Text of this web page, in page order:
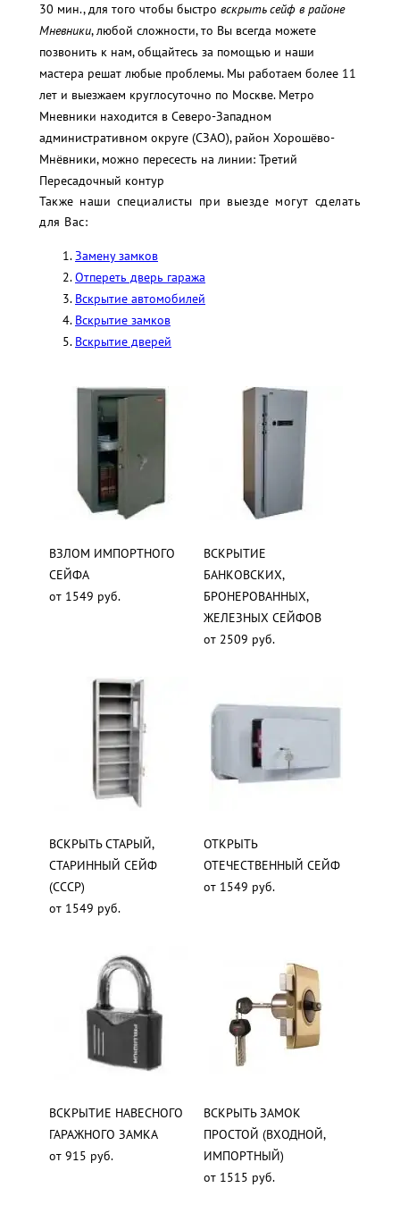
30 мин., для того чтобы быстро вскрыть сейф в районе
Мневники, любой сложности, то Вы всегда можете
позвонить к нам, общайтесь за помощью и наши
мастера решат любые проблемы. Мы работаем более 11
лет и выезжаем круглосуточно по Москве. Метро
Мневники находится в Северо-Западном
административном округе (СЗАО), район Хорошёво-
Мнёвники, можно пересесть на линии: Третий
Пересадочный контур
Также наши специалисты при выезде могут сделать
для Вас:
Замену замков
Отпереть дверь гаража
Вскрытие автомобилей
Вскрытие замков
Вскрытие дверей
ВЗЛОМ ИМПОРТНОГО
СЕЙФА
от 1549 руб.
ВСКРЫТИЕ
БАНКОВСКИХ,
БРОНЕРОВАННЫХ,
ЖЕЛЕЗНЫХ СЕЙФОВ
от 2509 руб.
ВСКРЫТЬ СТАРЫЙ,
СТАРИННЫЙ СЕЙФ
(СССР)
от 1549 руб.
ОТКРЫТЬ
ОТЕЧЕСТВЕННЫЙ СЕЙФ
от 1549 руб.
ВСКРЫТИЕ НАВЕСНОГО
ГАРАЖНОГО ЗАМКА
от 915 руб.
ВСКРЫТЬ ЗАМОК
ПРОСТОЙ (ВХОДНОЙ,
ИМПОРТНЫЙ)
от 1515 руб.